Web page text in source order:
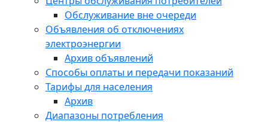
Обслуживание вне очереди
Объявления об отключениях
электроэнергии
Архив объявлений
Способы оплаты и передачи показаний
Тарифы для населения
Архив
Диапазоны потребления